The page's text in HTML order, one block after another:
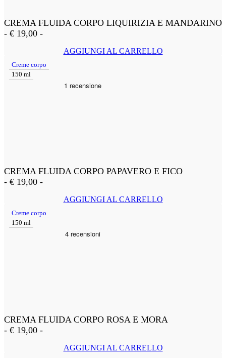
CREMA FLUIDA CORPO LIQUIRIZIA E MANDARINO
- € 19,00 -
AGGIUNGI AL CARRELLO
Creme corpo
150 ml
CREMA FLUIDA CORPO PAPAVERO E FICO
- € 19,00 -
AGGIUNGI AL CARRELLO
Creme corpo
150 ml
CREMA FLUIDA CORPO ROSA E MORA
- € 19,00 -
AGGIUNGI AL CARRELLO